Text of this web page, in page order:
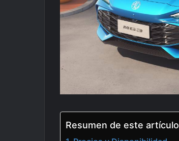
Resumen de este artículo